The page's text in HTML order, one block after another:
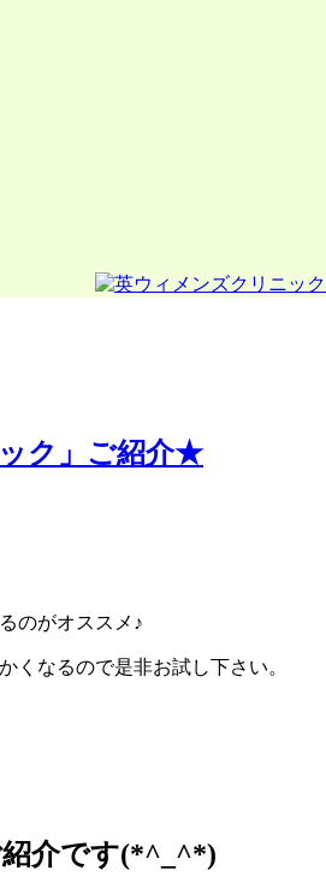
ク」ご紹介★
のがオススメ♪
くなるので是非お試し下さい。
介です(*^_^*)